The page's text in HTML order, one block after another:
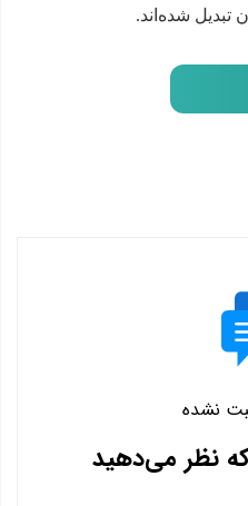
تبدیل شده‌اند.
نشده
نظر می‌دهید